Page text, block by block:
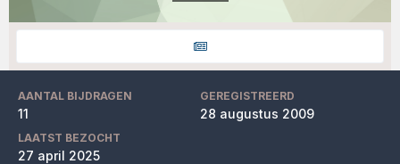
AANTAL BIJDRAGEN
11
GEREGISTREERD
28 augustus 2009
LAATST BEZOCHT
27 april 2025